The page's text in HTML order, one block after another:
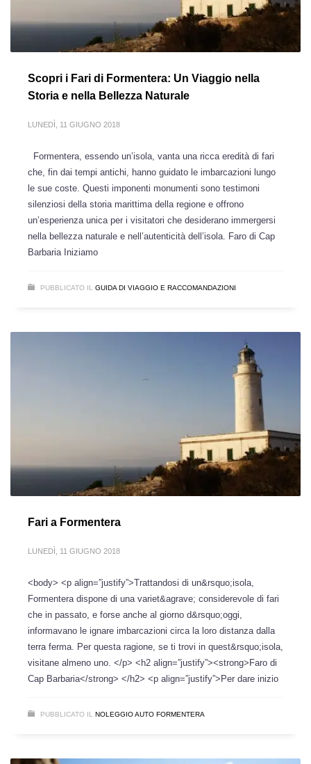
Scopri i Fari di Formentera: Un Viaggio nella
Storia e nella Bellezza Naturale
LUNEDÌ, 11 GIUGNO 2018
Formentera, essendo un’isola, vanta una ricca eredità di fari
che, fin dai tempi antichi, hanno guidato le imbarcazioni lungo
le sue coste. Questi imponenti monumenti sono testimoni
silenziosi della storia marittima della regione e offrono
un’esperienza unica per i visitatori che desiderano immergersi
nella bellezza naturale e nell’autenticità dell’isola. Faro di Cap
Barbaria Iniziamo
PUBBLICATO IL GUIDA DI VIAGGIO E RACCOMANDAZIONI
Fari a Formentera
LUNEDÌ, 11 GIUGNO 2018
<body> <p align=”justify”>Trattandosi di un&rsquo;isola,
Formentera dispone di una variet&agrave; considerevole di fari
che in passato, e forse anche al giorno d&rsquo;oggi,
informavano le ignare imbarcazioni circa la loro distanza dalla
terra ferma. Per questa ragione, se ti trovi in quest&rsquo;isola,
visitane almeno uno. </p> <h2 align=”justify”><strong>Faro di
Cap Barbaria</strong> </h2> <p align=”justify”>Per dare inizio
PUBBLICATO IL NOLEGGIO AUTO FORMENTERA